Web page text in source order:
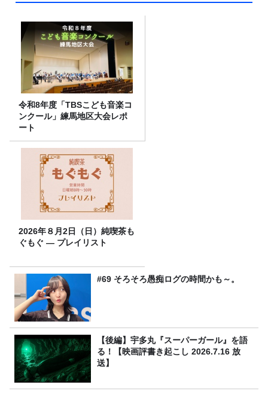
令和8年度「TBSこども音楽コ
ンクール」練馬地区大会レポ
ート
2026年８月2日（日）純喫茶も
ぐもぐ ― プレイリスト
#69 そろそろ愚痴ログの時間かも～。
【後編】宇多丸『スーパーガール』を語
る！【映画評書き起こし 2026.7.16 放
送】